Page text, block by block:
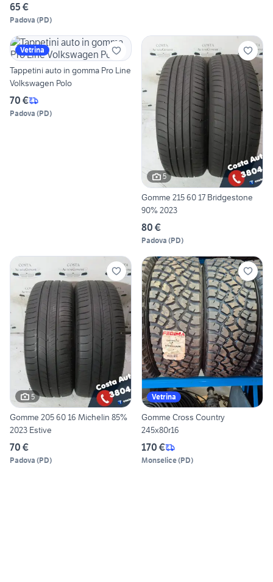
65 €
Padova (PD)
Vetrina
Tappetini auto in gomma Pro Line
Volkswagen Polo
70 €
Padova (PD)
5
Gomme 215 60 17 Bridgestone
90% 2023
80 €
Padova (PD)
5
Gomme 205 60 16 Michelin 85%
2023 Estive
70 €
Padova (PD)
Vetrina
Gomme Cross Country
245x80r16
170 €
Monselice(PD)